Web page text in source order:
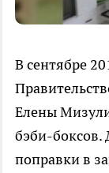
В сентябре
Елены
бэби-боксов.
поправки в